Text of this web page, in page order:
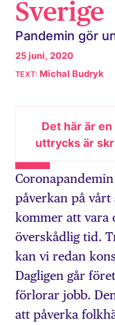
Sverige
Pandemin gör
25 juni, 2020
Michal Budryk
Det här är
uttrycks är
påverkan på
kommer att vara
överskådlig tid.
kan vi redan
Dagligen går
förlorar jobb.
att påverka